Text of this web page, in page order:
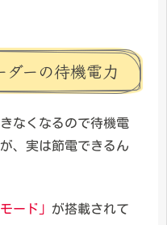
ーの待機電力
なくなるので待機電
、実は節電できるん
ード」 が搭載されて